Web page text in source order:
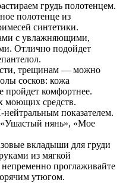
грудь полотенцем.
полотенце из
синтетики.
с увлажняющими,
Отлично подойдет
трещинам — можно
сосков: кожа
пройдет комфортнее.
моющих средств.
показателем.
нянь», «Мое
вкладыши для груди
из мягкой
проглаживайте
утюгом.